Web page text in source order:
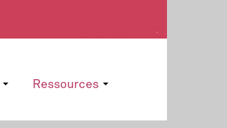
Ressources